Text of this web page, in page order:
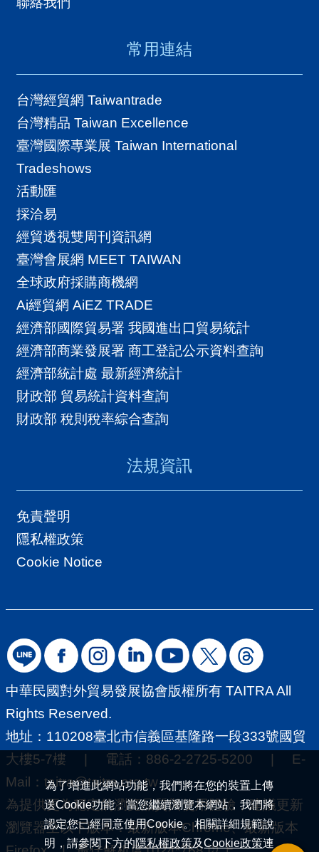
為了增進此網站功能，我們將在您的裝置上傳
送Cookie功能；當您繼續瀏覽本網站，我們將
認定您已經同意使用Cookie。相關詳細規範說
明，請參閱下方的隱私權政策及Cookie政策連
常用連結
台灣經貿網 Taiwantrade
台灣精品 Taiwan Excellence
臺灣國際專業展 Taiwan International
Tradeshows
活動匯
採洽易
經貿透視雙周刊資訊網
臺灣會展網 MEET TAIWAN
全球政府採購商機網
Ai經貿網 AiEZ TRADE
經濟部國際貿易署 我國進出口貿易統計
經濟部商業發展署 商工登記公示資料查詢
經濟部統計處 最新經濟統計
財政部 貿易統計資料查詢
財政部 稅則稅率綜合查詢
法規資訊
免責聲明
隱私權政策
Cookie Notice
中華民國對外貿易發展協會版權所有 TAITRA All
Rights Reserved.
地址：110208臺北市信義區基隆路一段333號國貿
大樓5-7樓 | 電話：886-2-2725-5200 | E-
Mail： taitra@taitra.org.tw
為提供更為穩定的瀏覽品質與使用體驗，建議更新
瀏覽器至以下版本：最新版本Chrome、最新版本